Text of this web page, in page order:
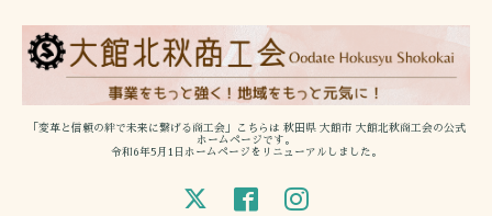
「変革と信頼の絆で未来に繋げる商工会」こちらは 秋田県 大館市 大館北秋商工会の公式
ホームページです。
令和6年5月1日ホームページをリニューアルしました。